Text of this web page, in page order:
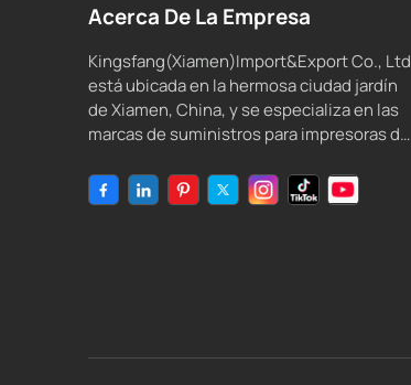
Acerca De La Empresa
Kingsfang(Xiamen)Import&Export Co., Ltd
está ubicada en la hermosa ciudad jardín
de Xiamen, China, y se especializa en las
marcas de suministros para impresoras de
inyección de tinta.